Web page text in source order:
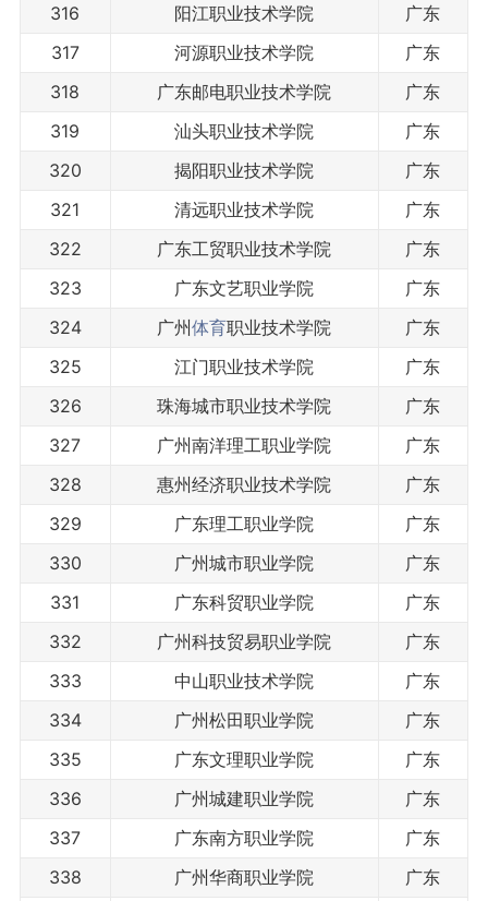
316
阳江职业技术学院
广东
317
河源职业技术学院
广东
318
广东邮电职业技术学院
广东
319
汕头职业技术学院
广东
320
揭阳职业技术学院
广东
321
清远职业技术学院
广东
322
广东工贸职业技术学院
广东
323
广东文艺职业学院
广东
324
广州体育职业技术学院
广东
325
江门职业技术学院
广东
326
珠海城市职业技术学院
广东
327
广州南洋理工职业学院
广东
328
惠州经济职业技术学院
广东
329
广东理工职业学院
广东
330
广州城市职业学院
广东
331
广东科贸职业学院
广东
332
广州科技贸易职业学院
广东
333
中山职业技术学院
广东
334
广州松田职业学院
广东
335
广东文理职业学院
广东
336
广州城建职业学院
广东
337
广东南方职业学院
广东
338
广州华商职业学院
广东